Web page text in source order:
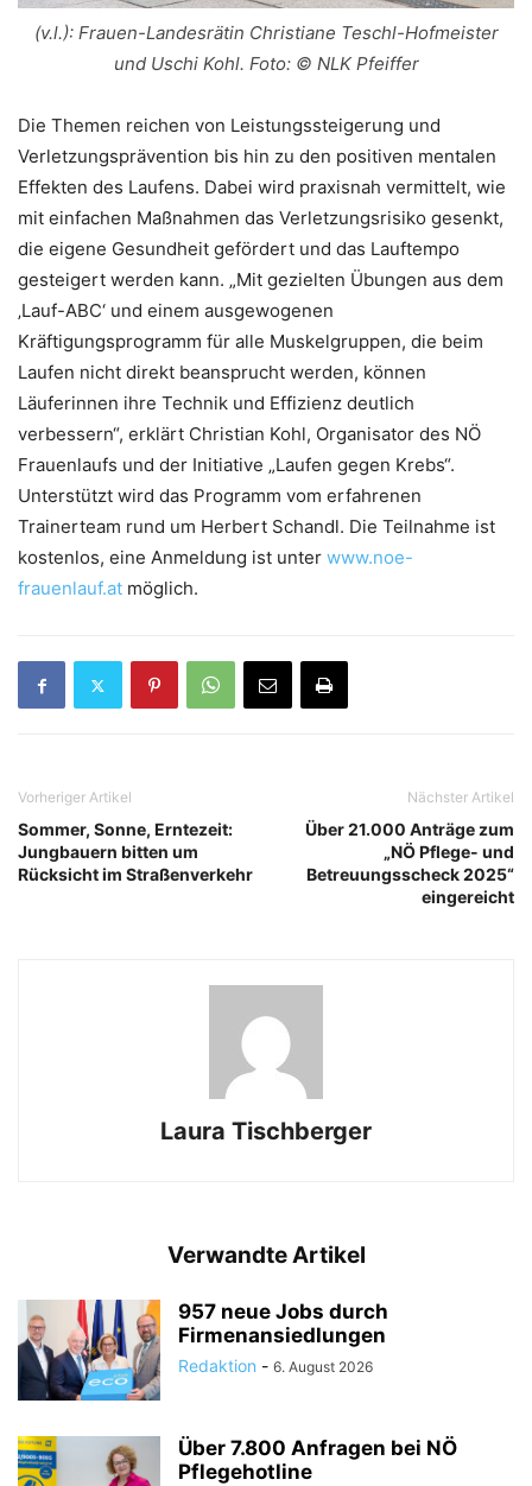
(v.l.): Frauen-Landesrätin Christiane Teschl-Hofmeister
und Uschi Kohl. Foto: © NLK Pfeiffer
Die Themen reichen von Leistungssteigerung und
Verletzungsprävention bis hin zu den positiven mentalen
Effekten des Laufens. Dabei wird praxisnah vermittelt, wie
mit einfachen Maßnahmen das Verletzungsrisiko gesenkt,
die eigene Gesundheit gefördert und das Lauftempo
gesteigert werden kann. „Mit gezielten Übungen aus dem
‚Lauf-ABC‘ und einem ausgewogenen
Kräftigungsprogramm für alle Muskelgruppen, die beim
Laufen nicht direkt beansprucht werden, können
Läuferinnen ihre Technik und Effizienz deutlich
verbessern“, erklärt Christian Kohl, Organisator des NÖ
Frauenlaufs und der Initiative „Laufen gegen Krebs“.
Unterstützt wird das Programm vom erfahrenen
Trainerteam rund um Herbert Schandl. Die Teilnahme ist
kostenlos, eine Anmeldung ist unter www.noe-
frauenlauf.at möglich.
Vorheriger Artikel
Sommer, Sonne, Erntezeit:
Jungbauern bitten um
Rücksicht im Straßenverkehr
Nächster Artikel
Über 21.000 Anträge zum
„NÖ Pflege- und
Betreuungsscheck 2025“
eingereicht
Laura Tischberger
Verwandte Artikel
957 neue Jobs durch
Firmenansiedlungen
Redaktion - 6. August 2026
Über 7.800 Anfragen bei NÖ
Pflegehotline